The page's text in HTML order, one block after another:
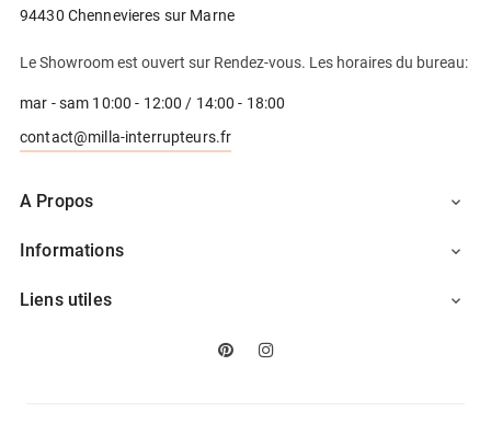
94430 Chennevieres sur Marne
Le Showroom est ouvert sur Rendez-vous. Les horaires du bureau:
mar - sam 10:00 - 12:00 / 14:00 - 18:00
contact@milla-interrupteurs.fr
A Propos 
Informations 
Liens utiles 
Pinterest